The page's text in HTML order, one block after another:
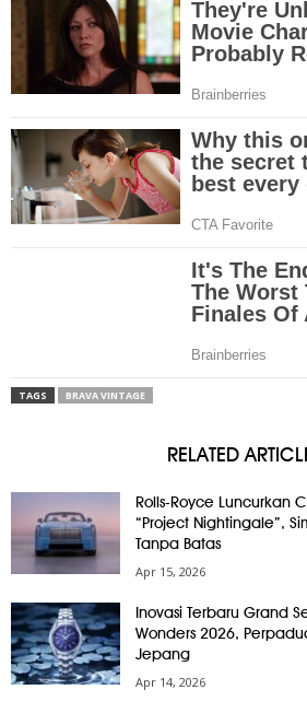
TAGS BRAVA VINTAGE
RELATED
Rolls-Royce Luncurkan
“Project Nightingale”,
Tanpa Batas
Apr 15, 2026
Inovasi Terbaru Grand
Wonders 2026,
Jepang
Apr 14, 2026